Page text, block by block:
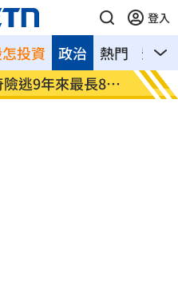
登入
投資 熱門 影音
政治
逃9年來最長8連
白海